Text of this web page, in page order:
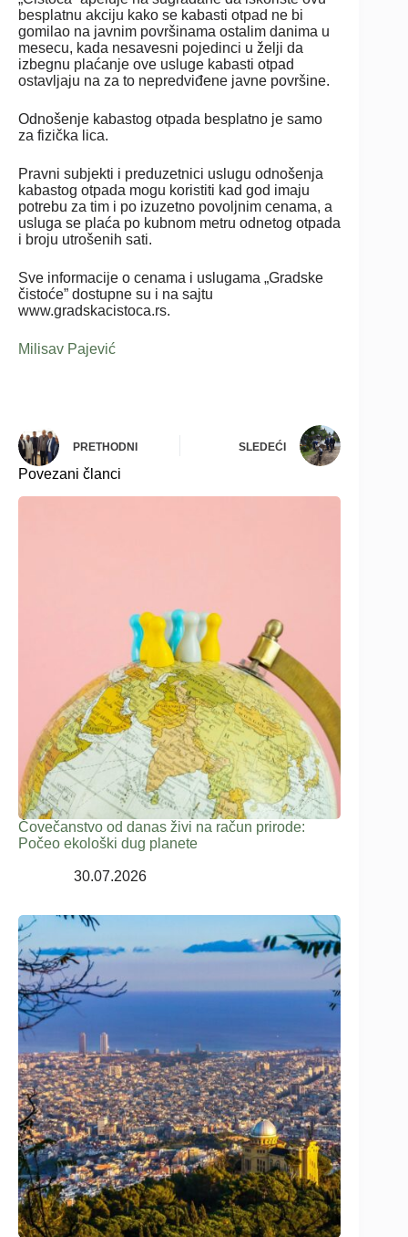
besplatnu akciju kako se kabasti otpad ne bi
gomilao na javnim površinama ostalim danima u
mesecu, kada nesavesni pojedinci u želji da
izbegnu plaćanje ove usluge kabasti otpad
ostavljaju na za to nepredviđene javne površine.
Odnošenje kabastog otpada besplatno je samo
za fizička lica.
Pravni subjekti i preduzetnici uslugu odnošenja
kabastog otpada mogu koristiti kad god imaju
potrebu za tim i po izuzetno povoljnim cenama, a
usluga se plaća po kubnom metru odnetog otpada
i broju utrošenih sati.
Sve informacije o cenama i uslugama „Gradske
čistoće” dostupne su i na sajtu
www.gradskacistoca.rs.
Milisav Pajević
PRETHODNI SLEDEĆI
Povezani članci
Čovečanstvo od danas živi na račun prirode:
Počeo ekološki dug planete
30.07.2026